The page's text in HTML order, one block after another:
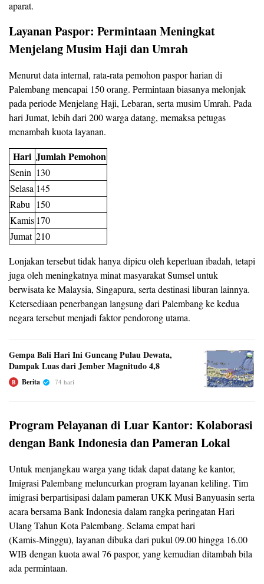
aparat.
Layanan Paspor: Permintaan Meningkat
Menjelang Musim Haji dan Umrah
Menurut data internal, rata‑rata pemohon paspor harian di
Palembang mencapai 150 orang. Permintaan biasanya melonjak
pada periode Menjelang Haji, Lebaran, serta musim Umrah. Pada
hari Jumat, lebih dari 200 warga datang, memaksa petugas
menambah kuota layanan.
Hari Jumlah Pemohon
Senin 130
Selasa 145
Rabu
150
Kamis 170
Jumat 210
Lonjakan tersebut tidak hanya dipicu oleh keperluan ibadah, tetapi
juga oleh meningkatnya minat masyarakat Sumsel untuk
berwisata ke Malaysia, Singapura, serta destinasi liburan lainnya.
Ketersediaan penerbangan langsung dari Palembang ke kedua
negara tersebut menjadi faktor pendorong utama.
Gempa Bali Hari Ini Guncang Pulau Dewata,
Dampak Luas dari Jember Magnitudo 4,8
B Berita 74 hari
Program Pelayanan di Luar Kantor: Kolaborasi
dengan Bank Indonesia dan Pameran Lokal
Untuk menjangkau warga yang tidak dapat datang ke kantor,
Imigrasi Palembang meluncurkan program layanan keliling. Tim
imigrasi berpartisipasi dalam pameran UKK Musi Banyuasin serta
acara bersama Bank Indonesia dalam rangka peringatan Hari
Ulang Tahun Kota Palembang. Selama empat hari
(Kamis‑Minggu), layanan dibuka dari pukul 09.00 hingga 16.00
WIB dengan kuota awal 76 paspor, yang kemudian ditambah bila
ada permintaan.